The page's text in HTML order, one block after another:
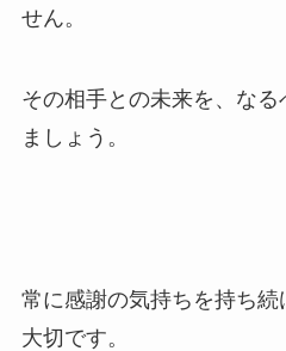
せん。
その相手との未来を、なる
ましょう。
常に感謝の気持ちを持ち
大切です。